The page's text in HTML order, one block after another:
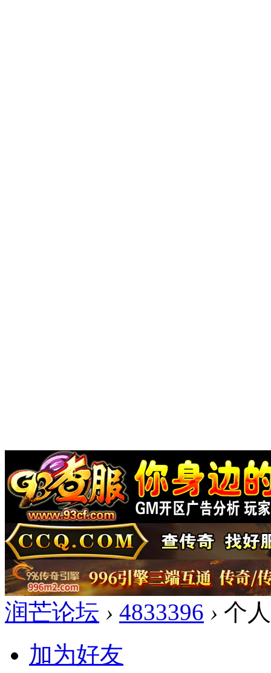
润芒论坛 › 4833396 › 个
加为好友